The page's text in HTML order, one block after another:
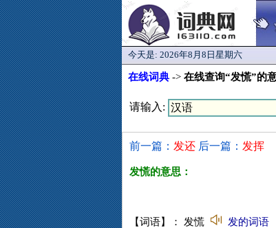
今天是: 2026年8月8日星期六
在线词典 -> 在线查询“发慌”的
请输入:
前一篇： 发还 后一篇： 发挥
发慌的意思：
【词语】： 发慌
发的词语